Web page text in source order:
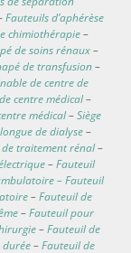
Fauteuils d’aphérèse
chimiothérapie–
de soins rénaux–
de transfusion–
de centre de
centre médical–
médical–Siège
de dialyse–
traitement rénal–
–Fauteuil
– Fauteuil
–Fauteuil de
–Fauteuil pour
–Fauteuil de
–Fauteuil de